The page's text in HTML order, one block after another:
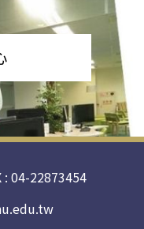
: 04-22873454